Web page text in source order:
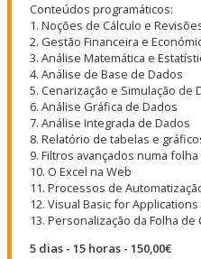
Conteúdos programáticos:
1. Noções de Cálculo e
2. Gestão Financeira e
3. Análise Matemática e
4. Análise de Base de Dados
5. Cenarização e Simulação de
6. Análise Gráfica de Dados
7. Análise Integrada de Dados
8. Relatório de tabelas e
9. Filtros avançados numa
10. O Excel na Web
11. Processos de
12. Visual Basic for Applications
13. Personalização da Folha de
5 dias - 15 horas - 150,00€